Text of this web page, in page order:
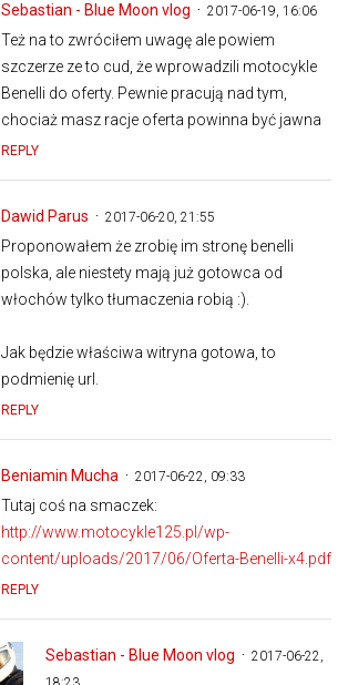
Sebastian - Blue Moon vlog 2017-06-19, 16:06
Też na to zwróciłem uwagę ale powiem
szczerze ze to cud, że wprowadzili motocykle
Benelli do oferty. Pewnie pracują nad tym,
chociaż masz racje oferta powinna być jawna
REPLY
Dawid Parus 2017-06-20, 21:55
Proponowałem że zrobię im stronę benelli
polska, ale niestety mają już gotowca od
włochów tylko tłumaczenia robią :).
Jak będzie właściwa witryna gotowa, to
podmienię url.
REPLY
Beniamin Mucha 2017-06-22, 09:33
Tutaj coś na smaczek:
http://www.motocykle125.pl/wp-
content/uploads/2017/06/Oferta-Benelli-x4.pdf
REPLY
Sebastian - Blue Moon vlog
2017-06-22,